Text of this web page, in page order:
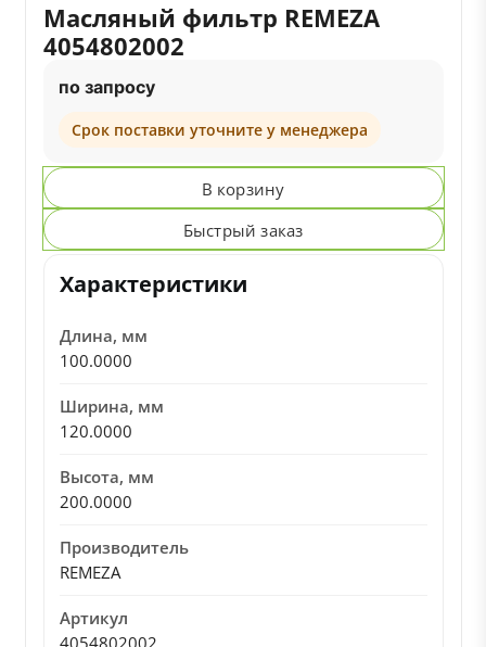
Масляный фильтр REMEZA
4054802002
по запросу
Срок поставки уточните у менеджера
В корзину
Быстрый заказ
Характеристики
Длина, мм
100.0000
Ширина, мм
120.0000
Высота, мм
200.0000
Производитель
REMEZA
Артикул
4054802002